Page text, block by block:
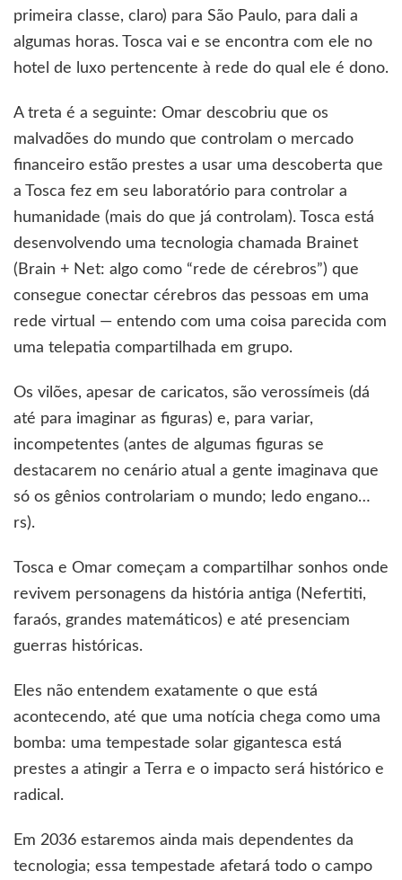
primeira classe, claro) para São Paulo, para dali a
algumas horas. Tosca vai e se encontra com ele no
hotel de luxo pertencente à rede do qual ele é dono.
A treta é a seguinte: Omar descobriu que os
malvadões do mundo que controlam o mercado
financeiro estão prestes a usar uma descoberta que
a Tosca fez em seu laboratório para controlar a
humanidade (mais do que já controlam). Tosca está
desenvolvendo uma tecnologia chamada Brainet
(Brain + Net: algo como “rede de cérebros”) que
consegue conectar cérebros das pessoas em uma
rede virtual — entendo com uma coisa parecida com
uma telepatia compartilhada em grupo.
Os vilões, apesar de caricatos, são verossímeis (dá
até para imaginar as figuras) e, para variar,
incompetentes (antes de algumas figuras se
destacarem no cenário atual a gente imaginava que
só os gênios controlariam o mundo; ledo engano…
rs).
Tosca e Omar começam a compartilhar sonhos onde
revivem personagens da história antiga (Nefertiti,
faraós, grandes matemáticos) e até presenciam
guerras históricas.
Eles não entendem exatamente o que está
acontecendo, até que uma notícia chega como uma
bomba: uma tempestade solar gigantesca está
prestes a atingir a Terra e o impacto será histórico e
radical.
Em 2036 estaremos ainda mais dependentes da
tecnologia; essa tempestade afetará todo o campo